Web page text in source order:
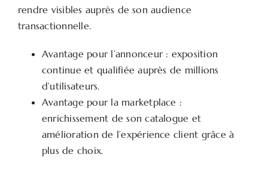
rendre visibles auprès de son audience
transactionnelle.
Avantage pour l’annonceur : exposition
continue et qualifiée auprès de millions
d’utilisateurs.
Avantage pour la marketplace :
enrichissement de son catalogue et
amélioration de l’expérience client grâce à
plus de choix.